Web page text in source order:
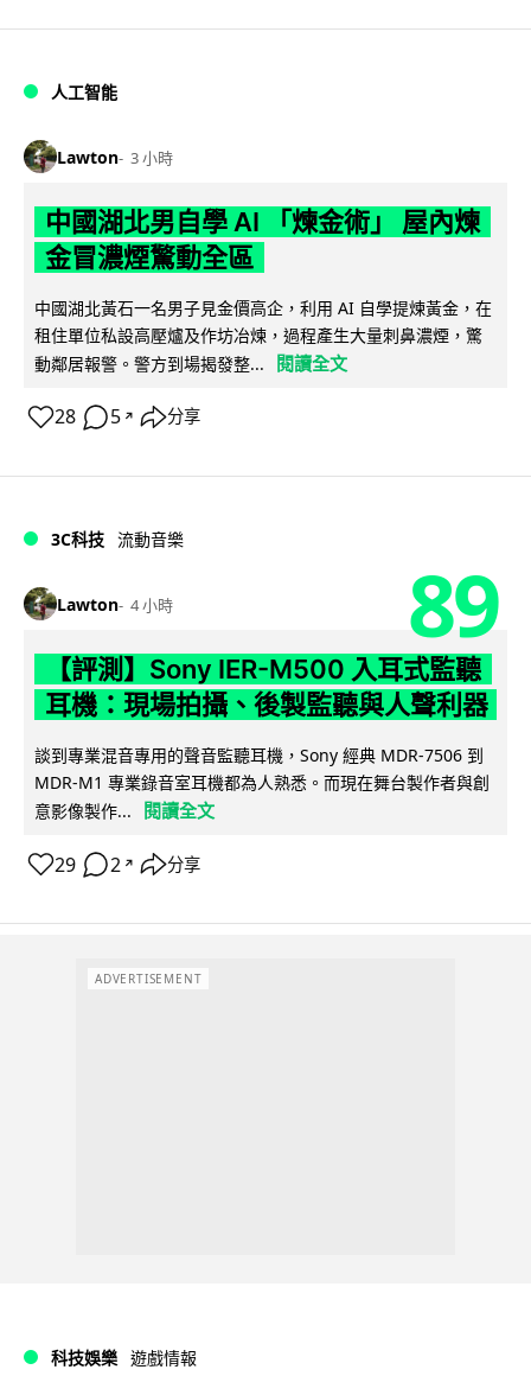
人工智能
Lawton 3 小時
中國湖北男自學 AI 「煉金術」 屋內煉
金冒濃煙驚動全區
中國湖北黃石一名男子見金價高企，利用 AI 自學提煉黃金，在
租住單位私設高壓爐及作坊冶煉，過程產生大量刺鼻濃煙，驚
動鄰居報警。警方到場揭發整...
閱讀全文
28 5 ↗ 分享
3C科技 流動音樂
Lawton 4 小時 89
【評測】Sony IER-M500 入耳式監聽
耳機：現場拍攝、後製監聽與人聲利器
談到專業混音專用的聲音監聽耳機，Sony 經典 MDR-7506 到
MDR-M1 專業錄音室耳機都為人熟悉。而現在舞台製作者與創
意影像製作...
閱讀全文
29 2 ↗ 分享
ADVERTISEMENT
科技娛樂 遊戲情報